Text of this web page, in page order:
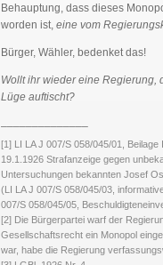
Behauptung, dass dieses
worden ist, eine vom
Bürger, Wähler, bedenket das!
Wollt ihr wieder eine Regierung,
Lüge auftischt?
[1] LI LA J 007/S 058/045/01,
19.1.1926 Strafanzeige gegen
Untersuchungen bekannten Josef
(LI LA J 007/S 058/045/03,
007/S 058/045/05,
[2] Die Bürgerpartei warf der
Gesellschaftsrecht ein Monopol
war, habe die Regierung